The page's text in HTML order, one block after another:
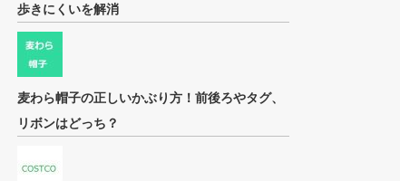
歩きにくいを解消
麦わら帽子の正しいかぶり方！前後ろやタグ、
リボンはどっち？